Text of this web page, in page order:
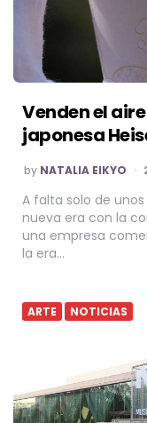
Venden el
japonesa
POSTED
BY
by NATALIA EIKYO
A falta solo de
nueva era con la
una empresa
la era…
ARTE NOTICIAS